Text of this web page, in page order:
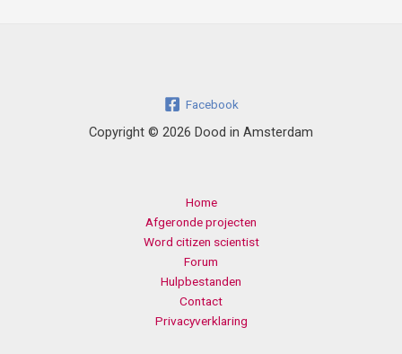
Facebook
Copyright © 2026 Dood in Amsterdam
Home
Afgeronde projecten
Word citizen scientist
Forum
Hulpbestanden
Contact
Privacyverklaring